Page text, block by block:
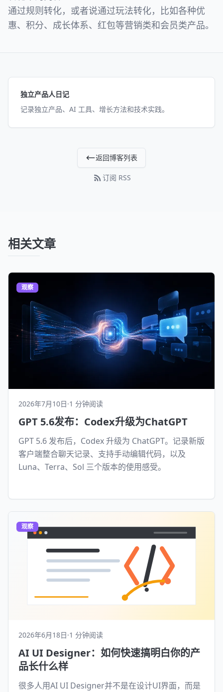
通过规则转化，或者说通过玩法转化，比如各种优
惠、积分、成长体系、红包等营销类和会员类产品。
独立产品人日记
记录独立产品、AI 工具、增长方法和技术实践。
返回博客列表
订阅 RSS
相关文章
观察
2026年7月10日·1 分钟阅读
GPT 5.6发布：Codex升级为ChatGPT
GPT 5.6 发布后，Codex 升级为 ChatGPT。记录新版
客户端整合聊天记录、支持手动编辑代码，以及
Luna、Terra、Sol 三个版本的使用感受。
观察
2026年6月18日·1 分钟阅读
AI UI Designer：如何快速搞明白你的产
品长什么样
很多人用AI UI Designer并不是在设计UI界面，而是